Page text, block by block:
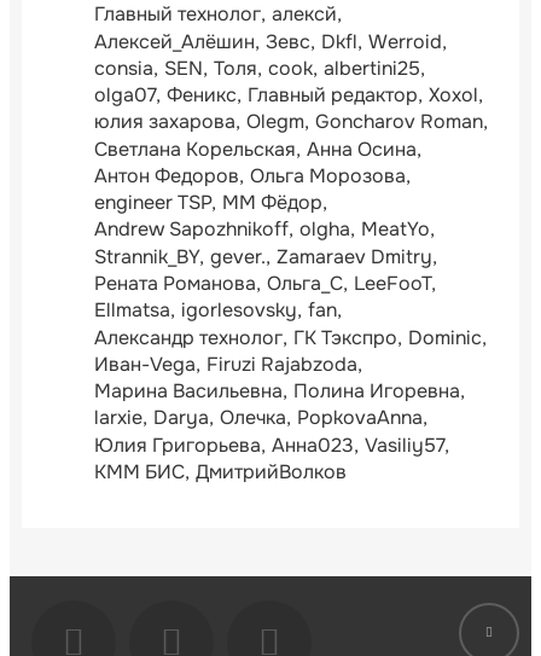
Главный технолог алексй
Алексей_Алёшин Зевс Dkfl Werroid
consia SEN Толя cook albertini25
olga07 Феникс Главный редактор Xoxol
юлия захарова Olegm Goncharov Roman
Светлана Корельская Анна Осина
Антон Федоров Ольга Морозова
engineer TSP ММ Фёдор
Andrew Sapozhnikoff olgha MeatYo
Strannik_BY gever. Zamaraev Dmitry
Рената Романова Ольга_С LeeFooT
Ellmatsa igorlesovsky fan
Александр технолог ГК Тэкспро Dominic
Иван-Vega Firuzi Rajabzoda
Марина Васильевна Полина Игоревна
larxie Darya Олечка PopkovaAnna
Юлия Григорьева Анна023 Vasiliy57
КММ БИС ДмитрийВолков